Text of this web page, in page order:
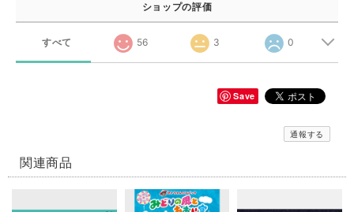
ショップの評価
すべて 56 3 0
Save
通報する
関連商品